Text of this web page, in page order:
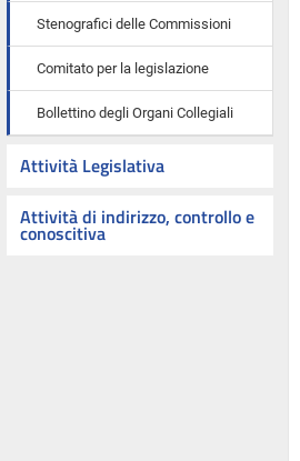
Stenografici delle Commissioni
Comitato per la legislazione
Bollettino degli Organi Collegiali
Attività Legislativa
Attività di indirizzo, controllo e
conoscitiva